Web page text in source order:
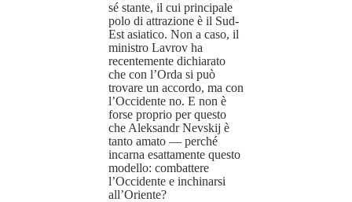
sé stante, il cui principale
polo di attrazione è il Sud-
Est asiatico. Non a caso, il
ministro Lavrov ha
recentemente dichiarato
che con l’Orda si può
trovare un accordo, ma con
l’Occidente no. E non è
forse proprio per questo
che Aleksandr Nevskij è
tanto amato — perché
incarna esattamente questo
modello: combattere
l’Occidente e inchinarsi
all’Oriente?